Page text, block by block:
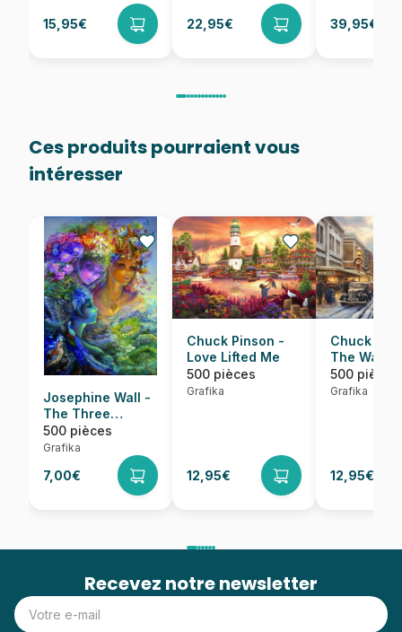
15,95€ 22,95€ 39,95€
Ces produits pourraient vous
intéresser
Josephine Wall -
The Three
Graces
500 pièces
Grafika
7,00€
Chuck Pinson -
Love Lifted Me
500 pièces
Grafika
12,95€
Chuck
The
Small
500 pièces
Grafika
12,95€
Recevez notre newsletter